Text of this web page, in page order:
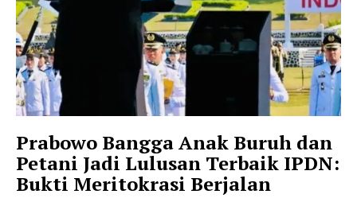
Prabowo Bangga Anak Buruh dan
Petani Jadi Lulusan Terbaik IPDN:
Bukti Meritokrasi Berjalan